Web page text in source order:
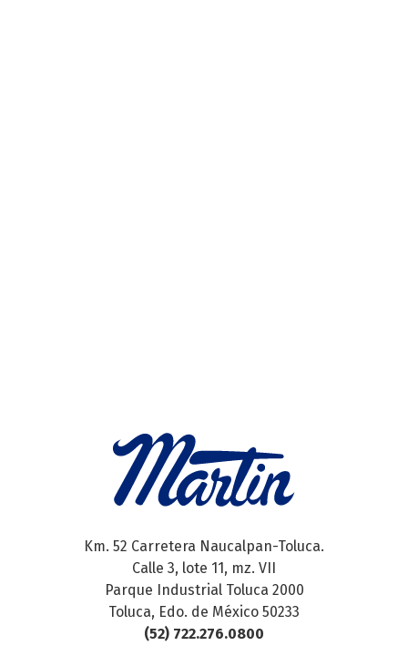
Km. 52 Carretera Naucalpan-Toluca.
Calle 3, lote 11, mz. VII
Parque Industrial Toluca 2000
Toluca, Edo. de México 50233
(52) 722.276.0800